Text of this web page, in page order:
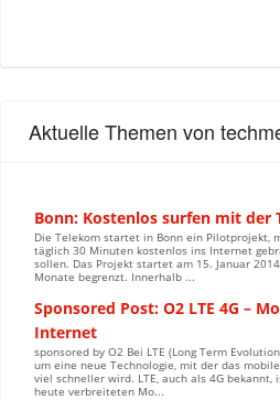
Aktuelle Themen von
Bonn: Kostenlos surfen mit der
Die Telekom startet in Bonn ein Pilotprojekt,
täglich 30 Minuten kostenlos ins Internet
sollen. Das Projekt startet am 15. Januar
Monate begrenzt. Innerhalb ...
Sponsored Post: O2 LTE 4G –
Internet
sponsored by O2 Bei LTE (Long Term
um eine neue Technologie, mit der das
viel schneller wird. LTE, auch als 4G
heute verbreiteten Mo...